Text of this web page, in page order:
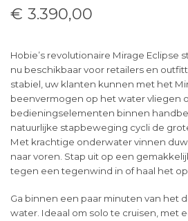
€ 3.390,00
Hobie’s revolutionaire Mirage Eclipse
nu beschikbaar voor retailers en
stabiel, uw klanten kunnen met het
beenvermogen op het water vliegen
bedieningselementen binnen
natuurlijke stapbeweging cycli de
Met krachtige onderwater vinnen
naar voren. Stap uit op een
tegen een tegenwind in of haal het
Ga binnen een paar minuten van het
water. Ideaal om solo te cruisen, met